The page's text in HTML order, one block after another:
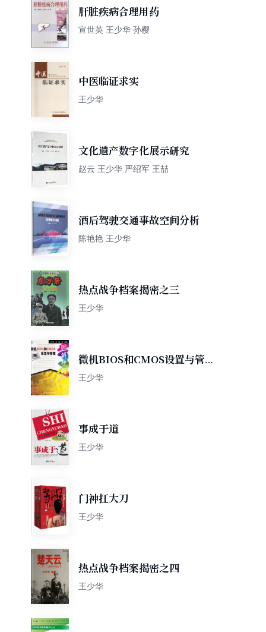
肝脏疾病合理用药
宣世英 王少华 孙樱
中医临证求实
王少华
文化遗产数字化展示研究
赵云 王少华 严绍军 王喆
酒后驾驶交通事故空间分析
陈艳艳 王少华
热点战争档案揭密之三
王少华
微机BIOS和CMOS设置与管
理图解教程
王少华
事成于道
王少华
门神扛大刀
王少华
热点战争档案揭密之四
王少华